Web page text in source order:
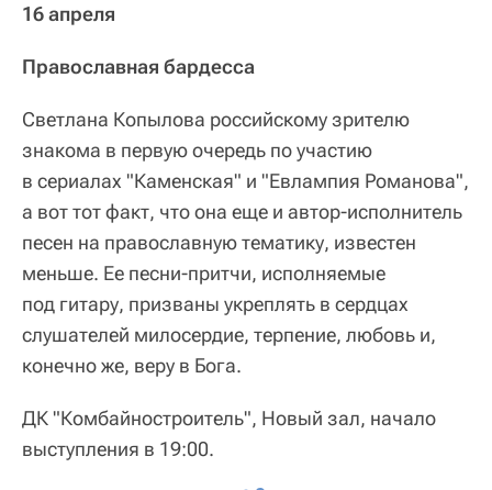
16 апреля
Православная бардесса
Светлана Копылова российскому зрителю
знакома в первую очередь по участию
в сериалах "Каменская" и "Евлампия Романова",
а вот тот факт, что она еще и автор-исполнитель
песен на православную тематику, известен
меньше. Ее песни-притчи, исполняемые
под гитару, призваны укреплять в сердцах
слушателей милосердие, терпение, любовь и,
конечно же, веру в Бога.
ДК "Комбайностроитель", Новый зал, начало
выступления в 19:00.